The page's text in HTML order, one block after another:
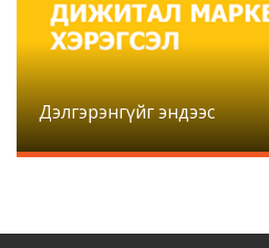
Дэлгэрэнгүйг эндээс